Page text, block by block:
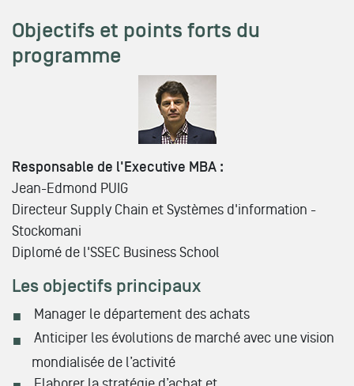
Objectifs et points forts du
programme
Responsable de l'Executive MBA :
Jean-Edmond PUIG
Directeur Supply Chain et Systèmes d'information -
Stockomani
Diplomé de l'SSEC Business School
Les objectifs principaux
Manager le département des achats
Anticiper les évolutions de marché avec une vision
mondialisée de l’activité